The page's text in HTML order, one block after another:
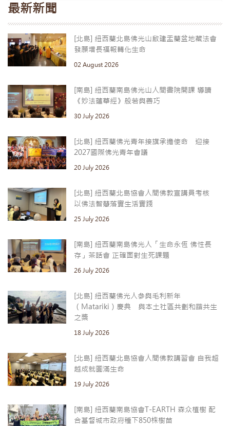
最新新聞
[北島] 紐西蘭北島佛光山啟建盂蘭盆地藏法會
發願增長福報轉化生命
02 August 2026
[南島] 紐西蘭南島佛光山人間書院開課 導讀
《妙法蓮華經》般若與善巧
30 July 2026
[北島] 紐西蘭佛光青年接旗承擔使命 迎接
2027國際佛光青年會議
20 July 2026
[北島] 紐西蘭北島協會人間佛教宣講員考核
以佛法智慧落實生活實踐
25 July 2026
[南島] 紐西蘭南島佛光人「生命永恆 佛性長
存」茶話會 正確面對生死課題
26 July 2026
[北島] 紐西蘭佛光人參與毛利新年
（Matariki）慶典 與本土社區共劃和諧共生
之槳
18 July 2026
[北島] 紐西蘭北島協會人間佛教講習會 自我超
越成就圓滿生命
19 July 2026
[南島] 紐西蘭南島協會T-EARTH 森众植樹 配
合基督城市政府種下850株樹苗